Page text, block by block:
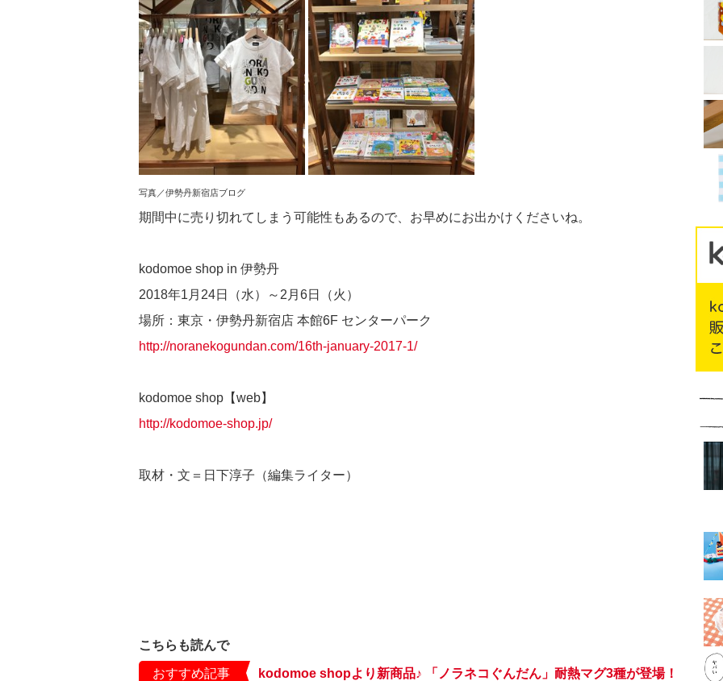
写真／伊勢丹新宿店ブログ
期間中に売り切れてしまう可能性もあるので、お早めにお出かけくださいね。
kodomoe shop in 伊勢丹
2018年1月24日（水）～2月6日（火）
場所：東京・伊勢丹新宿店 本館6F センターパーク
http://noranekogundan.com/16th-january-2017-1/
kodomoe shop【web】
http://kodomoe-shop.jp/
取材・文＝日下淳子（編集ライター）
こちらも読んで
おすすめ記事 kodomoe shopより新商品♪ 「ノラネコぐんだん」耐熱マグ3種が登場！